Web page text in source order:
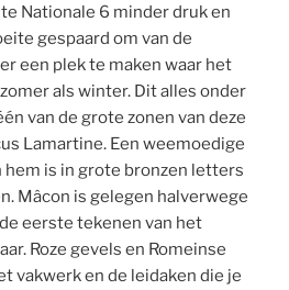
Nationale 6 minder druk en
gespaard om van de
een plek te maken waar het
als winter. Dit alles onder
van de grote zonen van deze
Lamartine. Een weemoedige
hem is in grote bronzen letters
Mâcon is gelegen halverwege
eerste tekenen van het
Roze gevels en Romeinse
vakwerk en de leidaken die je